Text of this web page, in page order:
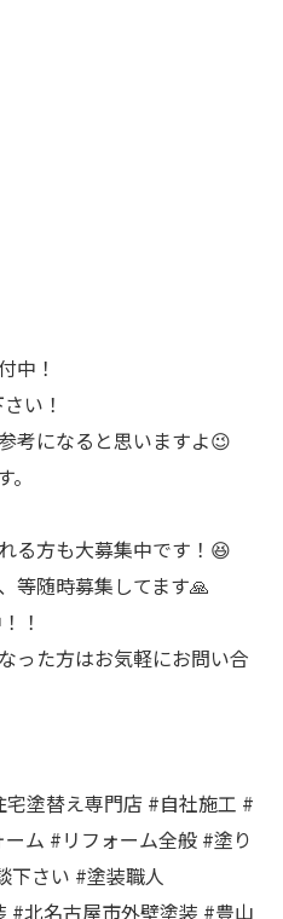
中！
い！
考になると思いますよ😉
る方も大募集中です！😆
等随時募集してます🙏
！
った方はお気軽にお問い合
塗替え専門店 #自社施工 #
ム #リフォーム全般 #塗り
下さい #塗装職人
#北名古屋市外壁塗装 #豊山